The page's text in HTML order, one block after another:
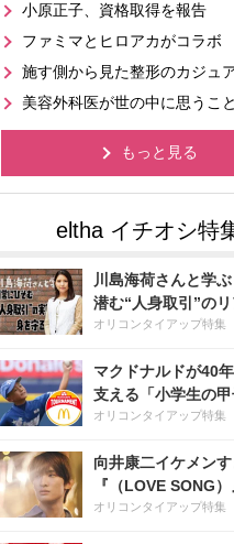
小原正子、資格取得を報告
ファミマとヒロアカがコラボ
施す側から見た整形のカジュ
美容外科医が世の中に思うこと
もっと見る
川島海荷さんと学
潜む“人身取引”の
オリコンタイアップ特集
マクドナルドが40
支える「小学生の甲
オリコンタイアップ特集
向井康二イケメン
『（LOVE SONG）
オリコンタイアップ特集